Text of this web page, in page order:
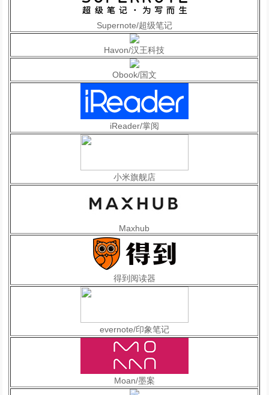
Supernote/超级笔记
Havon/汉王科技
Obook/国文
iReader/掌阅
小米旗舰店
Maxhub
得到阅读器
evernote/印象笔记
Moan/墨案